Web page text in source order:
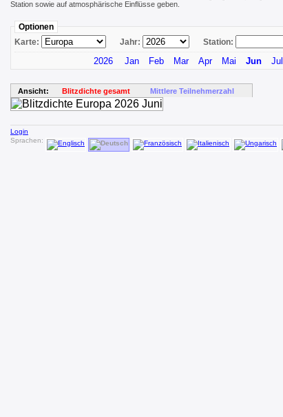
Station sowie auf atmosphärische Einflüsse geben.
Optionen
Karte:
Jahr: Station:
2026 Jan Feb Mar Apr Mai Jun Jul
Ansicht: Blitzdichte gesamt Mittlere Teilnehmerzahl
Login
Sprachen: